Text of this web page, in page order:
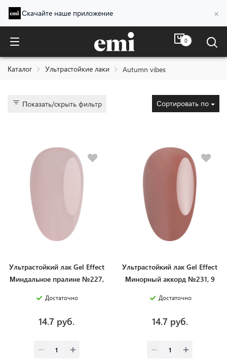
Скачайте наше приложение ×
0
Autumn vibes
Каталог Ультрастойкие лаки Autumn vibes
Показать/скрыть фильтр Сортировать по
Ультрастойкий лак Gel Effect
Миндальное пралине №227,
Достаточно
14.7 руб.
Ультрастойкий лак Gel Effect
Минорный аккорд №231, 9
Достаточно
14.7 руб.